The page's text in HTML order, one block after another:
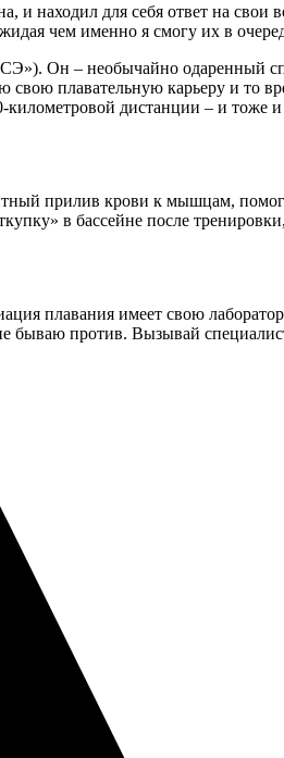
и находил для себя ответ на
чем именно я смогу их в
Он – необычайно одаренный
плавательную карьеру и то
дистанции – и тоже и
прилив крови к мышцам,
в бассейне после
плавания имеет свою
бываю против. Вызывай